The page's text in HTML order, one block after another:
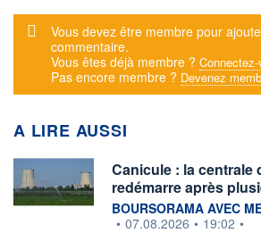
Message d'alerte
Vous devez être membre pour
commentaire.
Vous êtes déjà membre ?
Pas encore membre ? Devenez
A LIRE AUSSI
Canicule : la centrale
redémarre après
information fournie par
BOURSORAMA AVEC
• 07.08.2026 • 19:02 •